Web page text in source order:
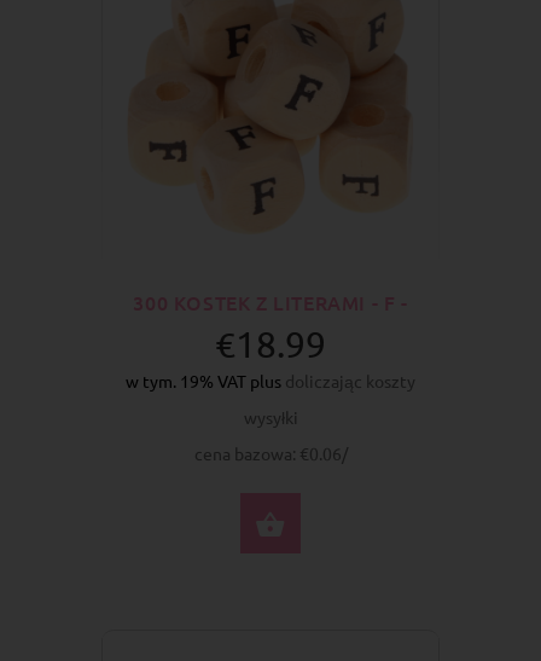
€18.99
w tym. 19% VAT plus doliczając koszty
wysyłki
cena bazowa: €0.06/